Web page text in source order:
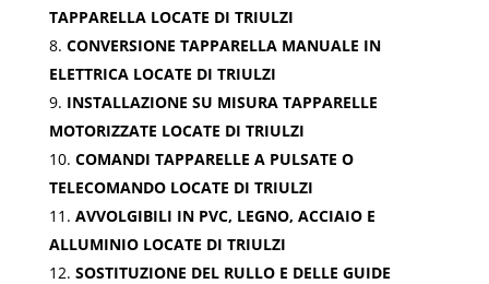
TAPPARELLA LOCATE DI TRIULZI
CONVERSIONE TAPPARELLA MANUALE IN
ELETTRICA LOCATE DI TRIULZI
INSTALLAZIONE SU MISURA TAPPARELLE
MOTORIZZATE LOCATE DI TRIULZI
COMANDI TAPPARELLE A PULSATE O
TELECOMANDO LOCATE DI TRIULZI
AVVOLGIBILI IN PVC, LEGNO, ACCIAIO E
ALLUMINIO LOCATE DI TRIULZI
SOSTITUZIONE DEL RULLO E DELLE GUIDE